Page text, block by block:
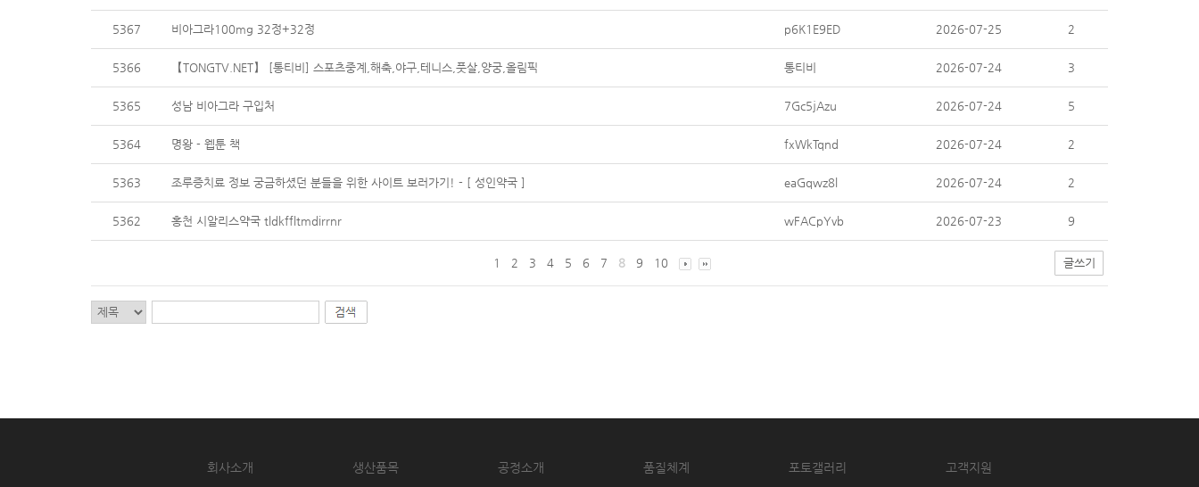
5367 비아그라100mg 32정+32정 p6K1E9ED 2026-07-25 2
5366 【TONGTV.NET】 [통티비] 스포츠중계,해축,야구,테니스,풋살,양궁,올림픽 통티비 2026-07-24 3
5365 성남 비아그라 구입처 7Gc5jAzu 2026-07-24 5
5364 명왕 - 웹툰 책 fxWkTqnd 2026-07-24 2
5363 조루증치료 정보 궁금하셨던 분들을 위한 사이트 보러가기! - [ 성인약국 ] eaGqwz8l 2026-07-24 2
5362 홍천 시알리스약국 tldkffltmdirrnr wFACpYvb 2026-07-23 9
1 2 3 4 5 6 7 8 9 10 글쓰기
회사소개 생산품목 공정소개 품질체계 포토갤러리 고객지원